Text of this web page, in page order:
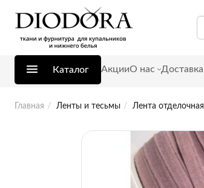
Каталог АкцииО нас Доставка
Главная Ленты и тесьмы Лента отделочная